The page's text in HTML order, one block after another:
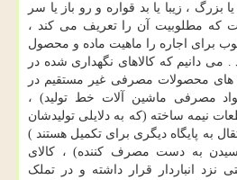
، زیبا یا بد قواره و رو باز یا سر
که مطلوبیت آن را تعریف می کند ،
برای اجاره را ماهیت ماده و محصول
دانیم که کالاهای نگهداری شده در
های محصولات مصرفی غیر مستقیم در
مصرفی ماشین آلات خط تولید) ،
نیمه ساخته (که به دلایلی تولیدشان
به پایگاه دیگری برای تکمیل هستند )
به دست مصرف کننده) ، کالای
نزد انباردار قرار داشته و در تملک